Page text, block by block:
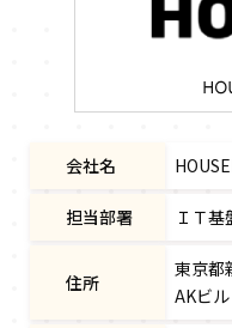
会社名
担当部署 ＩＴ
住所
東京都
AKビ